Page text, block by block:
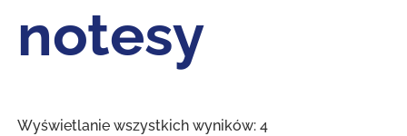
notesy
Wyświetlanie wszystkich wyników: 4